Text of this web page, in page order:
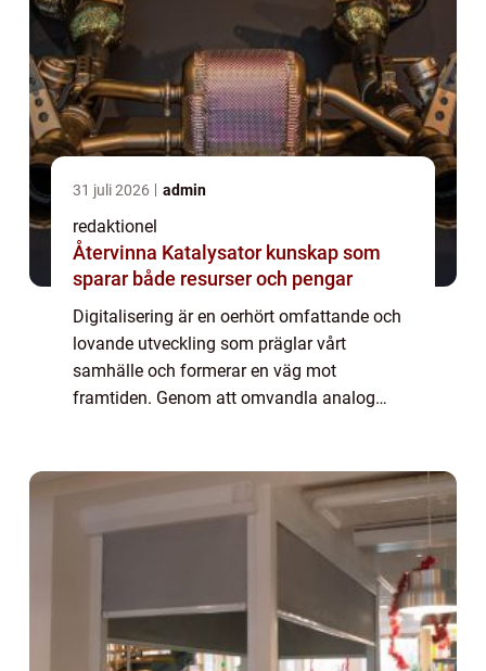
31 juli 2026 admin
redaktionel
Återvinna Katalysator kunskap som
sparar både resurser och pengar
Digitalisering är en oerhört omfattande och
lovande utveckling som präglar vårt
samhälle och formerar en väg mot
framtiden. Genom att omvandla analog